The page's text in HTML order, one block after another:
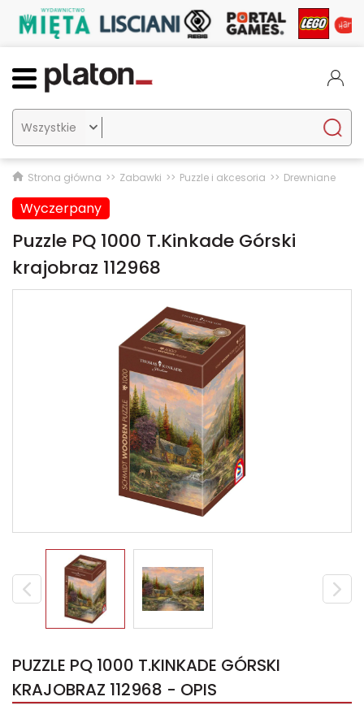

Strona główna Zabawki Puzzle i akcesoria Drewniane
Wyczerpany
Puzzle PQ 1000 T.Kinkade Górski
krajobraz 112968
PUZZLE PQ 1000 T.KINKADE GÓRSKI
KRAJOBRAZ 112968 - OPIS